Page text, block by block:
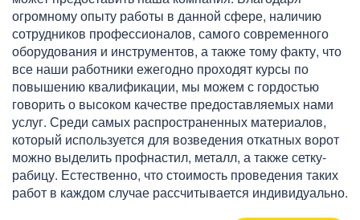
огромному опыту работы в данной сфере, наличию
сотрудников профессионалов, самого современного
оборудования и инструментов, а также тому факту, что
все наши работники ежегодно проходят курсы по
повышению квалификации, мы можем с гордостью
говорить о высоком качестве предоставляемых нами
услуг. Среди самых распространенных материалов,
который используется для возведения откатных ворот
можно выделить профнастил, металл, а также сетку-
рабицу. Естественно, что стоимость проведения таких
работ в каждом случае рассчитывается индивидуально.